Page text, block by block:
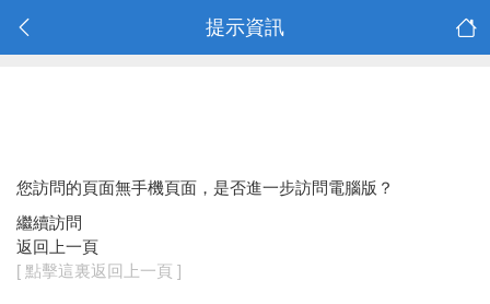
提示資訊
您訪問的頁面無手機頁面，是否進一步訪問電腦版？
繼續訪問
返回上一頁
[ 點擊這裏返回上一頁 ]